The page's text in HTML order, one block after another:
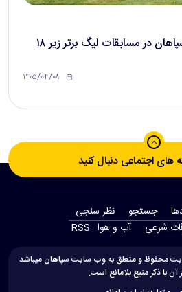
قهرمانی فولاد مبارکه سپاهان در مسابقات لیگ برتر زیر ۱۸
۱۴۰۵/۰۴/۰۸
های اجتماعی دنبال کنید
جستجو
نظر سنجی
شرعی آب و هوا RSS
محفوظ و متعلق به وب سایت سپاهان میباشد
آن با ذکر منبع بلامانع است.